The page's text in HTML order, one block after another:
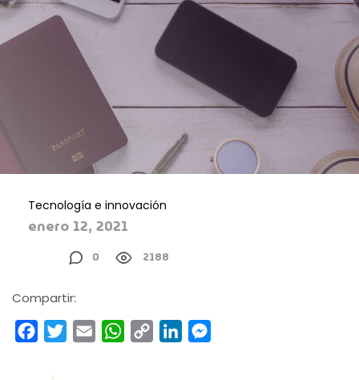
Tecnología e innovación
enero 12, 2021
0 2188
Compartir:
FacebookTwitterEmail WhatsApp
Copy
LinkedIn